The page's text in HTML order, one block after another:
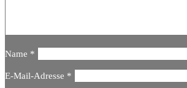
Name *
E-Mail-Adresse *